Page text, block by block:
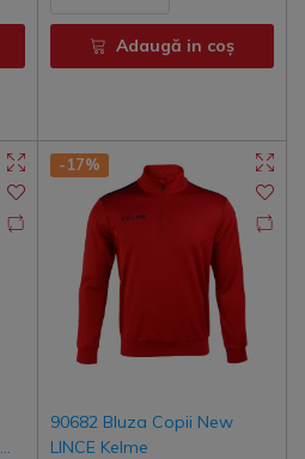
Adaugă in coş
-17%
90682 Bluza Copii New
LINCE Kelme